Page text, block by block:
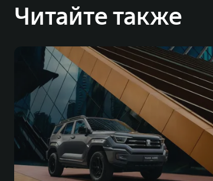
Читайте также